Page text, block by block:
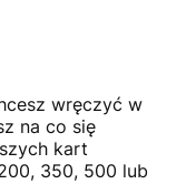
wręczyć w
na co się
kart
350, 500 lub